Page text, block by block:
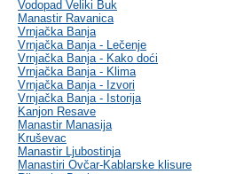
Vodopad Veliki Buk
Manastir Ravanica
Vrnjačka Banja
Vrnjačka Banja - Lečenje
Vrnjačka Banja - Kako doći
Vrnjačka Banja - Klima
Vrnjačka Banja - Izvori
Vrnjačka Banja - Istorija
Kanjon Resave
Manastir Manasija
Kruševac
Manastir Ljubostinja
Manastiri Ovčar-Kablarske klisure